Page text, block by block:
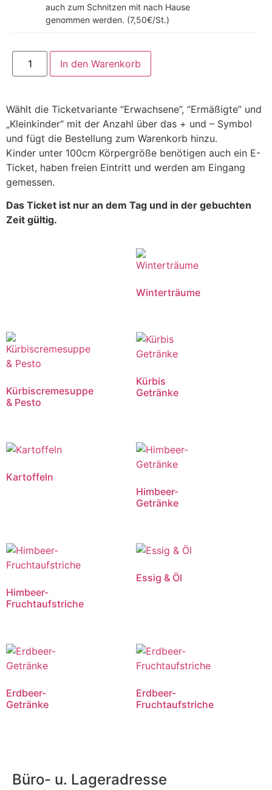
auch zum Schnitzen mit nach Hause
genommen werden. (7,50€/St.)
In den Warenkorb
Wählt die Ticketvariante “Erwachsene”, “Ermäßigte” und
„Kleinkinder“ mit der Anzahl über das + und – Symbol
und fügt die Bestellung zum Warenkorb hinzu.
Kinder unter 100cm Körpergröße benötigen auch ein E-
Ticket, haben freien Eintritt und werden am Eingang
gemessen.
Das Ticket ist nur an dem Tag und in der gebuchten
Zeit gültig.
Winterträume
Kürbiscremesuppe
& Pesto
Kürbis
Getränke
Kartoffeln
Himbeer-
Getränke
Himbeer-
Fruchtaufstriche
Essig & Öl
Erdbeer-
Getränke
Erdbeer-
Fruchtaufstriche
Büro- u. Lageradresse